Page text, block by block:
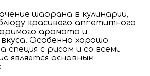
шафрана в кулинарии,
красивого аппетитного
аромата и
Особенно хорошо
специя с рисом и со всеми
является основным